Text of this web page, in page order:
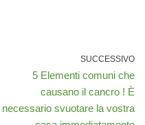
SUCCESSIVO
5 Elementi comuni che
causano il cancro ! È
necessario svuotare la vostra